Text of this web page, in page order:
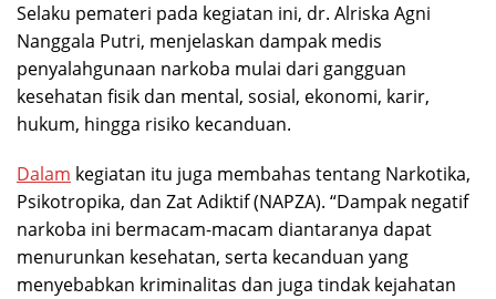
Selaku pemateri pada kegiatan ini, dr. Alriska Agni
Nanggala Putri, menjelaskan dampak medis
penyalahgunaan narkoba mulai dari gangguan
kesehatan fisik dan mental, sosial, ekonomi, karir,
hukum, hingga risiko kecanduan.
Dalam kegiatan itu juga membahas tentang Narkotika,
Psikotropika, dan Zat Adiktif (NAPZA). “Dampak negatif
narkoba ini bermacam-macam diantaranya dapat
menurunkan kesehatan, serta kecanduan yang
menyebabkan kriminalitas dan juga tindak kejahatan